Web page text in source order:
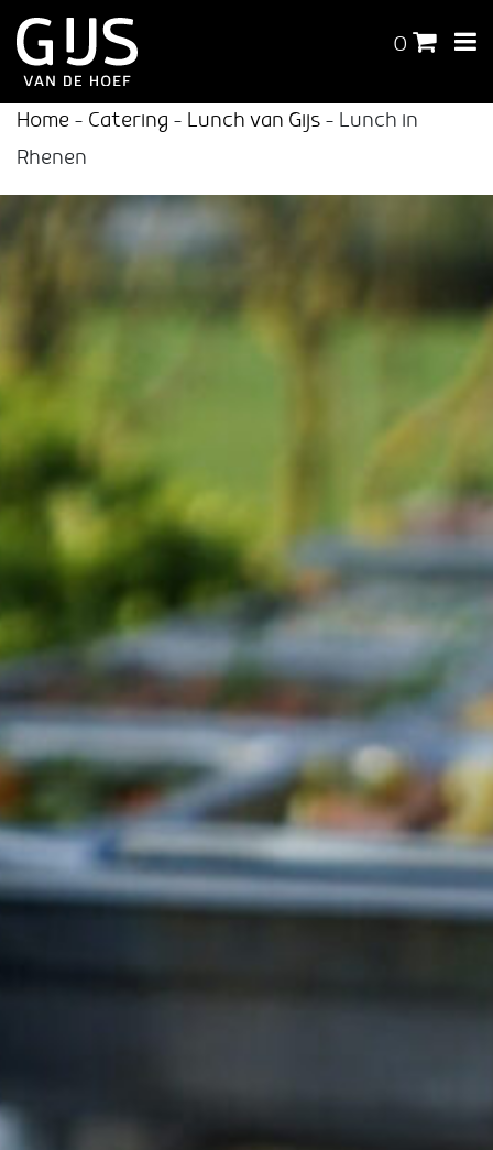
0
Home - Catering - Lunch van Gijs - Lunch in
Rhenen